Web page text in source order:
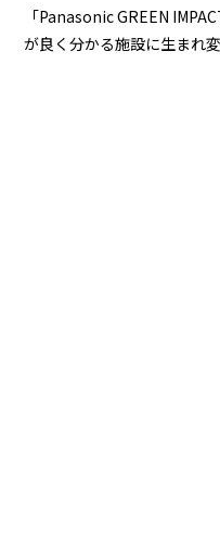
「Panasonic GREEN
が良く分かる施設に生まれ